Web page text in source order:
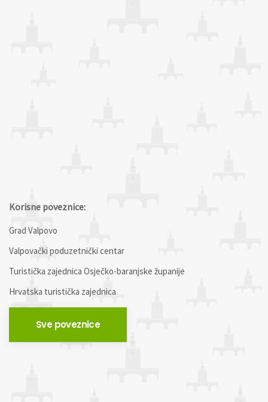
Korisne poveznice:
Grad Valpovo
Valpovački poduzetnički centar
Turistička zajednica Osječko-baranjske županije
Hrvatska turistička zajednica
Sve poveznice